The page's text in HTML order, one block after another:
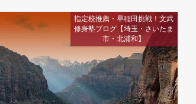
指定校推薦・早稲田挑戦！文武
修身塾ブログ【埼玉・さいたま
市・北浦和】